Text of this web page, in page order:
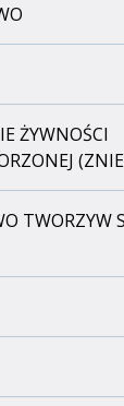
ŻYWNOŚCI
TWORZYW